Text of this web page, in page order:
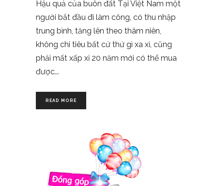
Hậu quả của buôn đất Tại Việt Nam một
người bắt đầu đi làm công, có thu nhập
trung bình, tăng lên theo thâm niên,
không chi tiêu bất cứ thứ gì xa xỉ, cũng
phải mất xấp xỉ 20 năm mới có thể mua
được
READ MORE